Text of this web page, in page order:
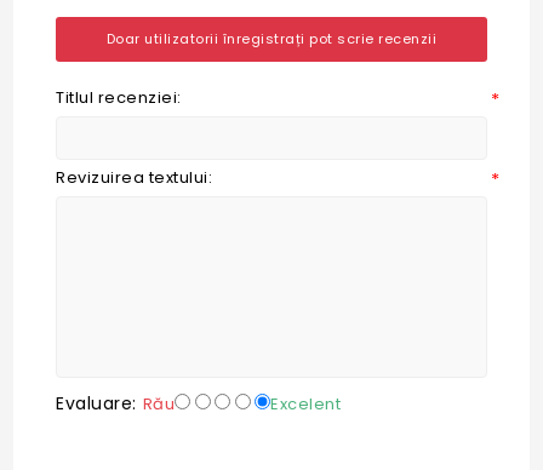
Doar utilizatorii înregistrați pot scrie recenzii
Titlul recenziei: *
Revizuirea textului: *
Evaluare: Rău Excelent